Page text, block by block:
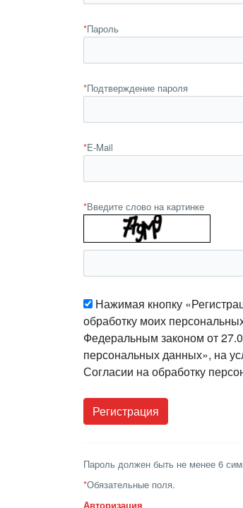
*Пароль
*Подтверждение пароля
*E-Mail
*Введите слово на картинке
Нажимая кнопку
обработку моих
Федеральным законом от
персональных данных», на
Согласии на обработку
Пароль должен быть не менее 6
*Обязательные поля.
Авторизация